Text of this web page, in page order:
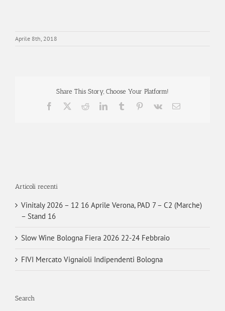
Aprile 8th, 2018
Share This Story, Choose Your Platform!
Facebook RedditLinkedInTumblr Pinterest
Vk Email
Articoli recenti
Vinitaly 2026 – 12 16 Aprile Verona, PAD 7 – C2 (Marche)
– Stand 16
Slow Wine Bologna Fiera 2026 22-24 Febbraio
FIVI Mercato Vignaioli Indipendenti Bologna
Search